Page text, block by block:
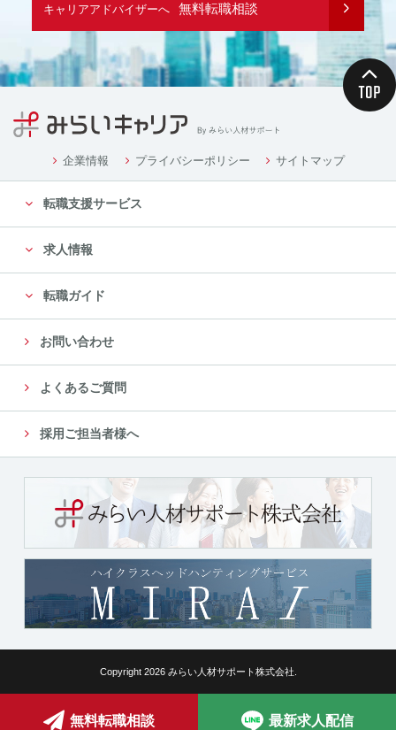
キャリアアドバイザーへ 無料転職相談
企業情報 プライバシーポリシー サイトマップ
転職支援サービス
求人情報
転職ガイド
お問い合わせ
よくあるご質問
採用ご担当者様へ
Copyright 2026 みらい人材サポート株式会社.
無料転職相談 最新求人配信